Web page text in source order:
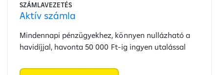
SZÁMLAVEZETÉS
Aktív számla
Mindennapi pénzügyekhez, könnyen nullázható a
havidíjjal, havonta 50 000 Ft-ig ingyen utalással